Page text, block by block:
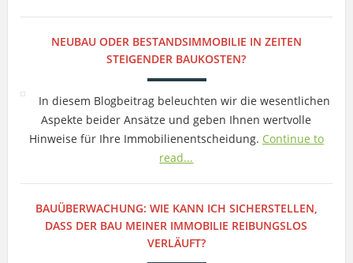
NEUBAU ODER BESTANDSIMMOBILIE IN ZEITEN
STEIGENDER BAUKOSTEN?
In diesem Blogbeitrag beleuchten wir die wesentlichen
Aspekte beider Ansätze und geben Ihnen wertvolle
Hinweise für Ihre Immobilienentscheidung. Continue to
read...
BAUÜBERWACHUNG: WIE KANN ICH SICHERSTELLEN,
DASS DER BAU MEINER IMMOBILIE REIBUNGSLOS
VERLÄUFT?